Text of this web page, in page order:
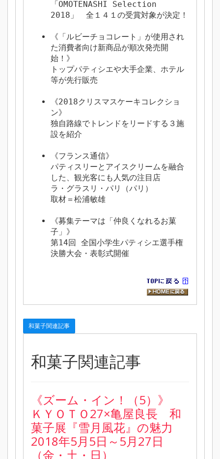
「OMOTENASHI Selection
2018」 全１４１の受賞対象が決定！
《「ルビーチョコレート」が使用され
た消費者向け新商品が順次発売開
始！》
トップパティシエや大手企業、ホテル
等が先行販売
《2018クリスマスケーキコレクショ
ン》
独自路線でトレンドをリードする３施
設を紹介
《フランス通信》
パティスリーとアイスクリームを融合
した、観光客にも人気の注目店
ラ・グラスリ・パリ（パリ）
取材＝松浦敏雄
《募集テーマは「仲良くなれるお菓
子」》
第14回 全国小学生パティシエ選手権
決勝大会・表彰式開催
和菓子関連記事
和菓子関連記事
《ズーム・イン！（5）》
ＫＹＯＴＯ27×亀屋良長 和
菓子展『雪月風花』の魅力
2018年5月5日～5月27日
（金・土・日）